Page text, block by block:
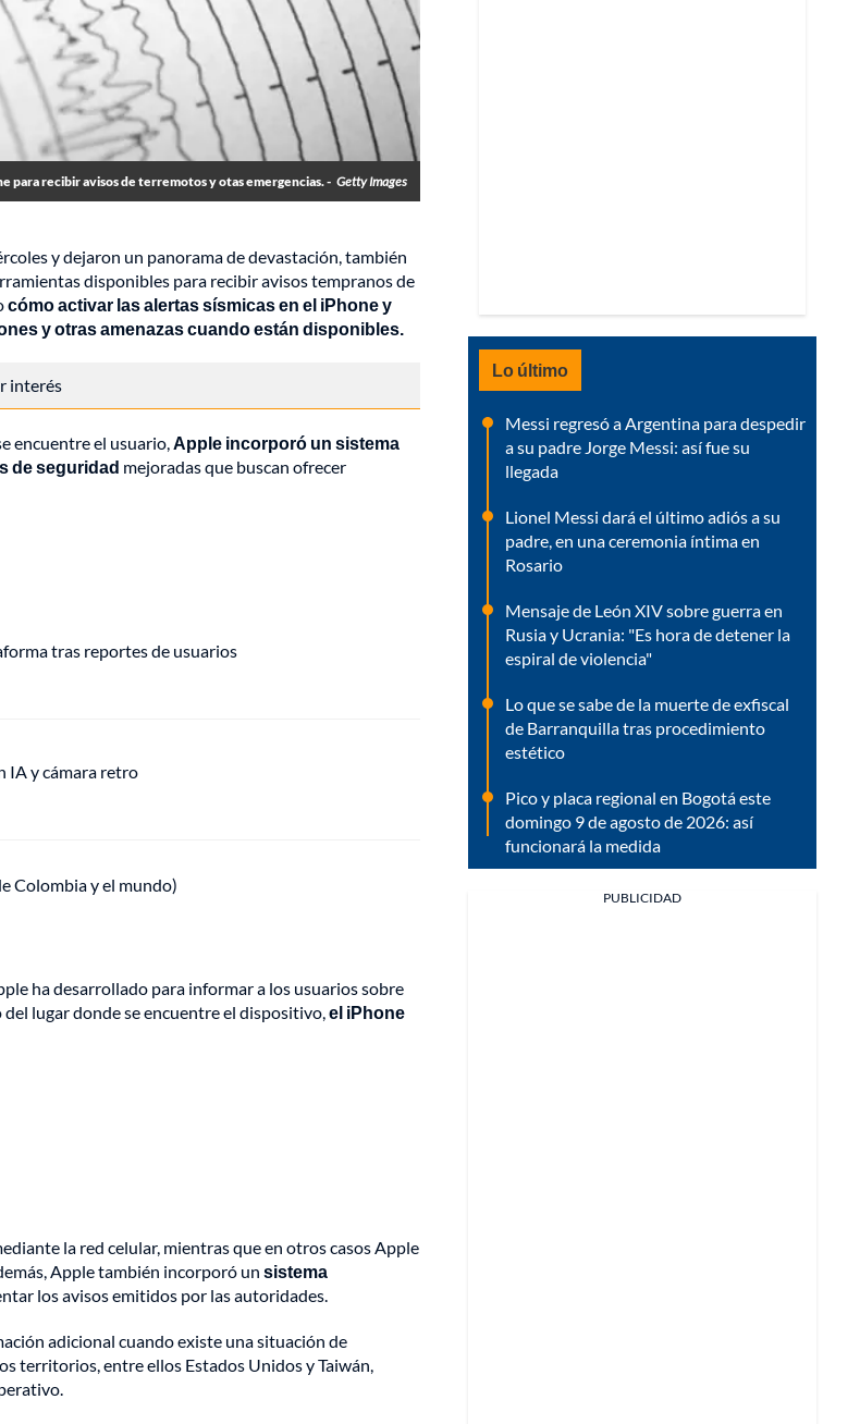
para recibir avisos de terremotos y otas emergencias. - Getty Images
y dejaron un panorama de devastación, también
disponibles para recibir avisos tempranos de
cómo activar las alertas sísmicas en el iPhone y
y otras amenazas cuando están disponibles.
interés
encuentre el usuario,Apple incorporó un sistema
de seguridad mejoradas que buscan ofrecer
tras reportes de usuarios
IA y cámara retro
Colombia y el mundo)
ha desarrollado para informar a los usuarios sobre
lugar donde se encuentre el dispositivo,el iPhone
la red celular, mientras que en otros casos Apple
Apple también incorporó un sistema
los avisos emitidos por las autoridades.
adicional cuando existe una situación de
territorios, entre ellos Estados Unidos y Taiwán,
Lo último
Messi regresó a Argentina para despedir
a su padre Jorge Messi: así fue su
llegada
Lionel Messi dará el último adiós a su
padre, en una ceremonia íntima en
Rosario
Mensaje de León XIV sobre guerra en
Rusia y Ucrania: "Es hora de detener la
espiral de violencia"
Lo que se sabe de la muerte de exfiscal
de Barranquilla tras procedimiento
estético
Pico y placa regional en Bogotá este
domingo 9 de agosto de 2026: así
funcionará la medida
PUBLICIDAD